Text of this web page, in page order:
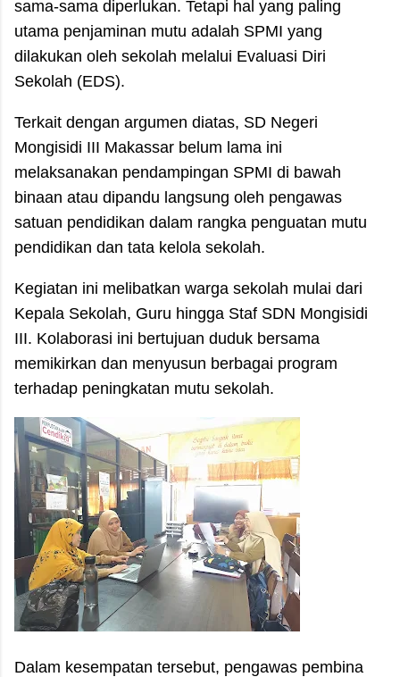
sama-sama diperlukan. Tetapi hal yang paling
utama penjaminan mutu adalah SPMI yang
dilakukan oleh sekolah melalui Evaluasi Diri
Sekolah (EDS).
Terkait dengan argumen diatas, SD Negeri
Mongisidi III Makassar belum lama ini
melaksanakan pendampingan SPMI di bawah
binaan atau dipandu langsung oleh pengawas
satuan pendidikan dalam rangka penguatan mutu
pendidikan dan tata kelola sekolah.
Kegiatan ini melibatkan warga sekolah mulai dari
Kepala Sekolah, Guru hingga Staf SDN Mongisidi
III. Kolaborasi ini bertujuan duduk bersama
memikirkan dan menyusun berbagai program
terhadap peningkatan mutu sekolah.
Dalam kesempatan tersebut, pengawas pembina